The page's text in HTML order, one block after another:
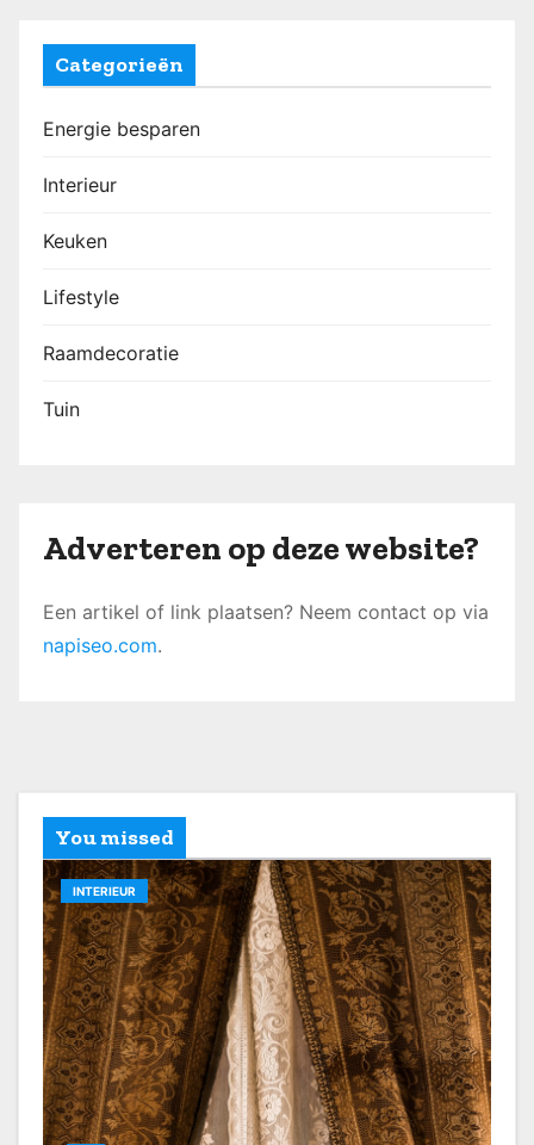
Categorieën
Energie besparen
Interieur
Keuken
Lifestyle
Raamdecoratie
Tuin
Adverteren op deze website?
Een artikel of link plaatsen? Neem contact op via
napiseo.com.
You missed
INTERIEUR